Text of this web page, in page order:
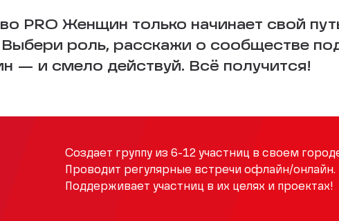
PRO Женщин только начинает свой
Выбери роль, расскажи о сообществе
— и смело действуй. Всё получится!
Создает группу из 6-12 участниц в своем
Проводит регулярные встречи офлайн/онлайн.
Поддерживает участниц в их целях и проектах!